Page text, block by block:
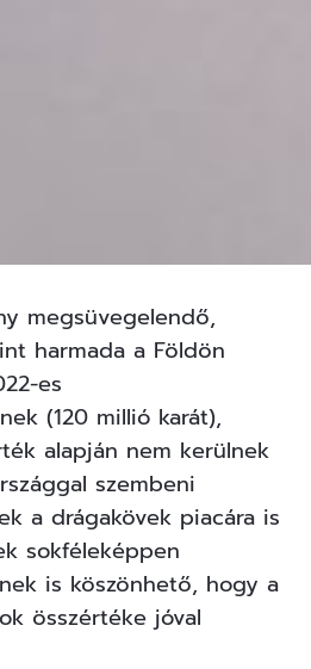
megsüvegelendő,
harmada a Földön
es
(120 millió karát),
alapján nem kerülnek
szembeni
a drágakövek piacára is
sokféleképpen
is köszönhető, hogy a
összértéke jóval